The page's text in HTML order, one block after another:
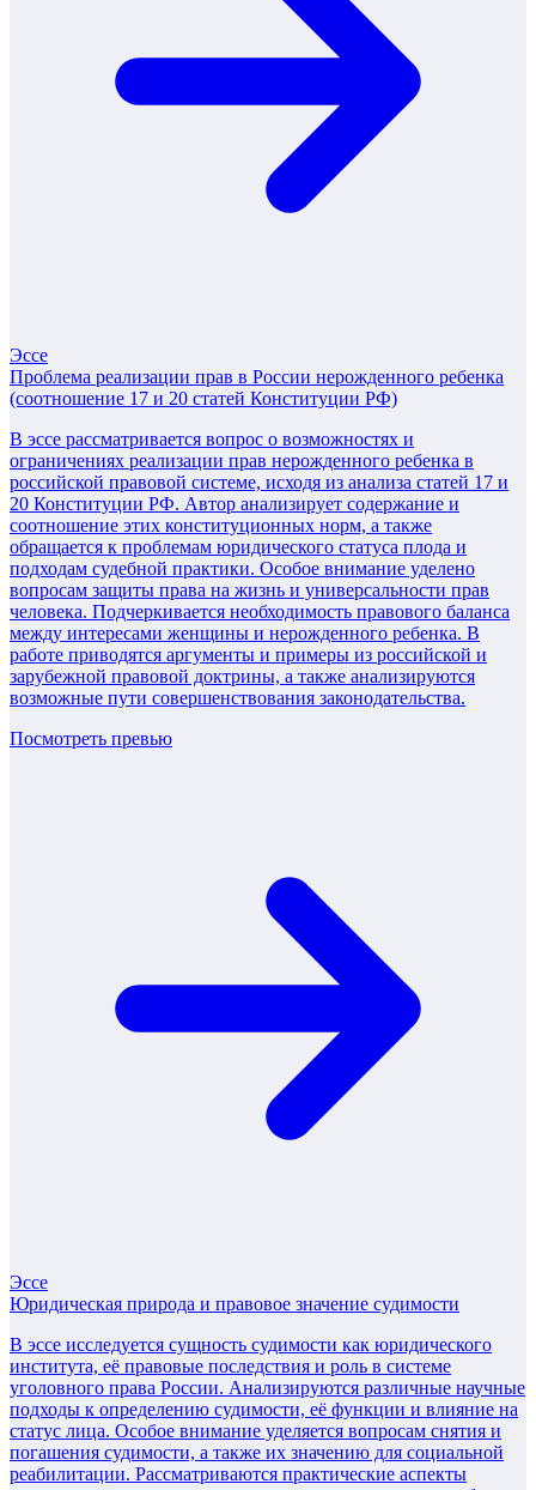
Эссе
Проблема реализации прав в России нерожденного ребенка
(соотношение 17 и 20 статей Конституции РФ)
В эссе рассматривается вопрос о возможностях и
ограничениях реализации прав нерожденного ребенка в
российской правовой системе, исходя из анализа статей 17 и
20 Конституции РФ. Автор анализирует содержание и
соотношение этих конституционных норм, а также
обращается к проблемам юридического статуса плода и
подходам судебной практики. Особое внимание уделено
вопросам защиты права на жизнь и универсальности прав
человека. Подчеркивается необходимость правового баланса
между интересами женщины и нерожденного ребенка. В
работе приводятся аргументы и примеры из российской и
зарубежной правовой доктрины, а также анализируются
возможные пути совершенствования законодательства.
Посмотреть превью
Эссе
Юридическая природа и правовое значение судимости
В эссе исследуется сущность судимости как юридического
института, её правовые последствия и роль в системе
уголовного права России. Анализируются различные научные
подходы к определению судимости, её функции и влияние на
статус лица. Особое внимание уделяется вопросам снятия и
погашения судимости, а также их значению для социальной
реабилитации. Рассматриваются практические аспекты